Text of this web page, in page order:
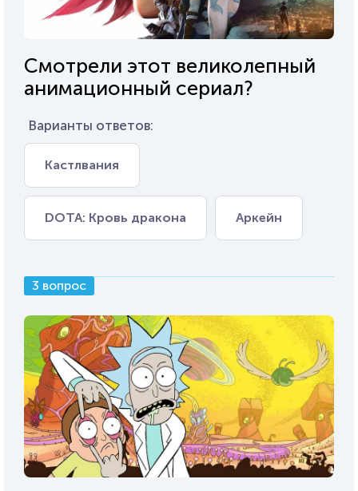
Смотрели этот великолепный
анимационный сериал?
Варианты ответов:
Кастлвания
DOTA: Кровь дракона Аркейн
3 вопрос